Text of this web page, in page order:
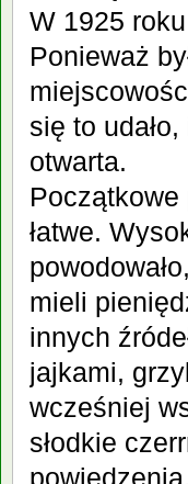
W 1925
Ponieważ
się to
otwarta.
Początkowe
łatwe.
mieli
innych
jajkami,
wcześniej
słodkie